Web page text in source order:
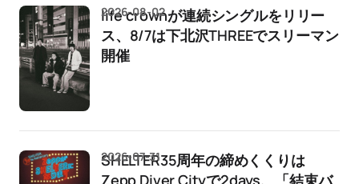
life crownが連続シングルをリリー
ス、8/7は下北沢THREEでスリーマン
開催
2026-08-02
SHELTER35周年の締めくくりは
Zepp Diver Cityで2days、「結束バ
2026-07-31